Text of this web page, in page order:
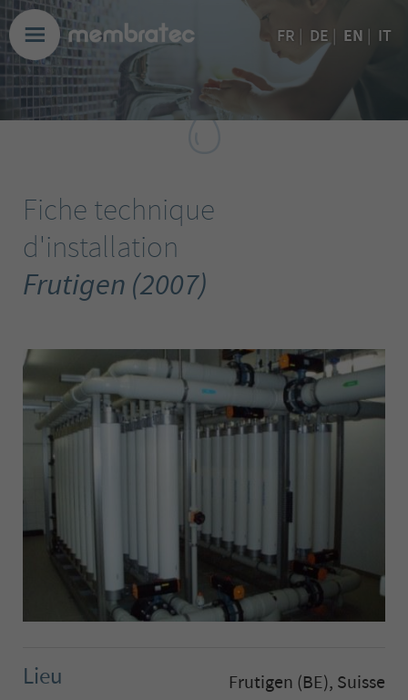
FR DE EN IT
Fiche technique
d'installation
Frutigen (2007)
Lieu Frutigen (BE), Suisse